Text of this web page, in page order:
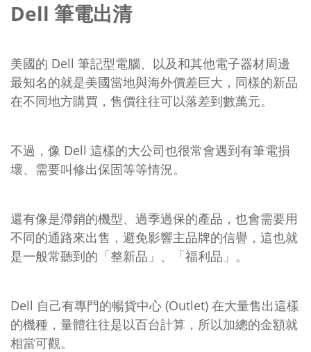
Dell 筆電出清
美國的 Dell 筆記型電腦、以及和其他電子器材周邊
最知名的就是美國當地與海外價差巨大，同樣的新品
在不同地方購買，售價往往可以落差到數萬元。
不過，像 Dell 這樣的大公司也很常會遇到有筆電損
壞、需要叫修出保固等等情況。
還有像是滯銷的機型、過季過保的產品，也會需要用
不同的通路來出售，避免影響主品牌的信譽，這也就
是一般常聽到的「整新品」、「福利品」。
Dell 自己有專門的暢貨中心 (Outlet) 在大量售出這樣
的機種，量體往往是以百台計算，所以加總的金額就
相當可觀。